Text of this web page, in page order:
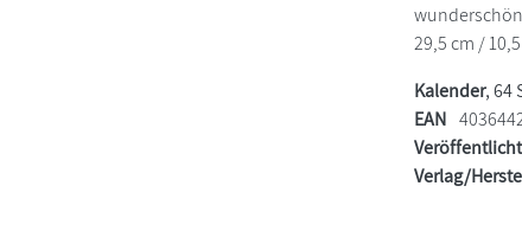
29,5 cm /
Kalender, 64
EAN
Veröffentlicht
Verlag/